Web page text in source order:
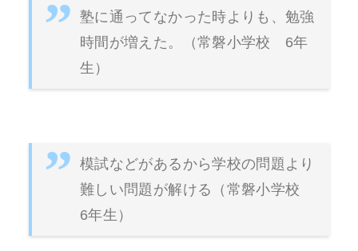
塾に通ってなかった時よりも、勉強
時間が増えた。（常磐小学校 6年
生）
模試などがあるから学校の問題より
難しい問題が解ける（常磐小学校
6年生）